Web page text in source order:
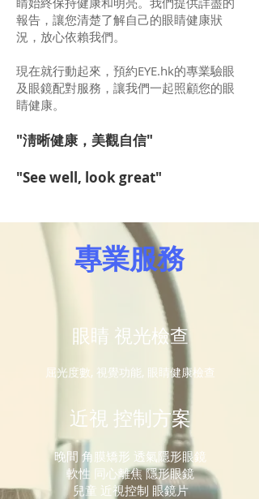
報告，讓您清楚了解自己的眼睛健康狀
況，放心依賴我們。
現在就行動起來，預約EYE.hk的專業驗眼
及眼鏡配對服務，讓我們一起照顧您的眼
睛健康。
"淸晰健康，美觀自信"
"See well, look great"
專業服務
眼睛 視光檢查
屈光度數, 視覺功能, 眼睛健康檢查
近視 控制方案
晚間 角膜矯形 透氣隱形眼鏡
軟性 同心離焦 隱形眼鏡
兒童 近視控制 眼鏡片